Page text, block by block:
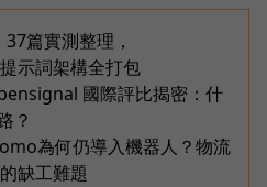
篇實測整理，
示詞架構全打包
國際評比揭密：什
？
為何仍導入機器人？物流
缺工難題